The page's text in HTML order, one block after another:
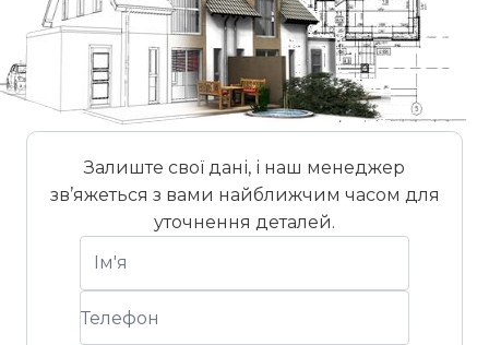
Залиште свої дані, і наш менеджер
зв’яжеться з вами найближчим часом для
уточнення деталей.